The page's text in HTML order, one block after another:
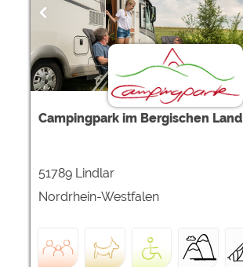
Campingpark im Bergischen Land
51789 Lindlar
Nordrhein-Westfalen